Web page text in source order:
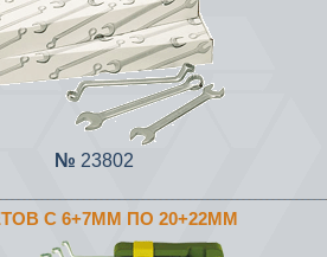
№ 23802
С 6+7ММ ПО 20+22ММ